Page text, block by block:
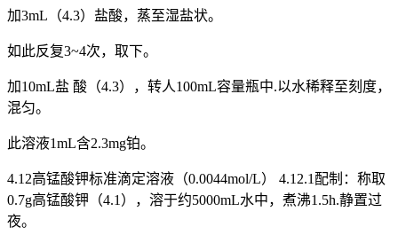
加3mL（4.3）盐酸，蒸至湿盐状。
如此反复3~4次，取下。
加10mL盐 酸（4.3），转人100mL容量瓶中.以水稀释至刻度，
混匀。
此溶液1mL含2.3mg铂。
4.12高锰酸钾标准滴定溶液（0.0044mol/L） 4.12.1配制：称取
0.7g高锰酸钾（4.1），溶于约5000mL水中，煮沸1.5h.静置过
夜。